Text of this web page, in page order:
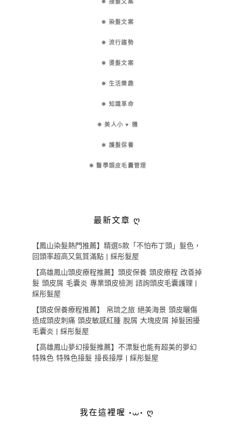
✵ 接髮文案
✵ 染髮文案
✵ 流行趨勢
✵ 燙髮文案
✵ 生活樂趣
✵ 知識革命
✵ 美人小 ♥ 機
✵ 護髮保養
✵ 醫學頭皮毛囊管理
最新文章 ღ
【鳳山染髮熱門推薦】精選5款「不怕布丁頭」髮色，
回頭率超高又氣質滿點 | 綵彤髮屋
【高雄鳳山頭皮療程推薦】頭皮保養 頭皮療程 改善掉
髮 頭皮屑 毛囊炎 專業頭皮檢測 諮詢頭皮毛囊護理 |
綵彤髮屋
【頭皮保養療程推薦】 帛琉之旅 絕美海景 頭皮曬傷
造成頭皮刺痛 頭皮敏感紅腫 脫屑 大塊皮屑 掉髮困擾
毛囊炎 | 綵彤髮屋
【高雄鳳山夢幻接髮推薦】不漂髮也能有超美的夢幻
特殊色 特殊色接髮 接長接厚 | 綵彤髮屋
我在這裡喔 •⩊• ღ